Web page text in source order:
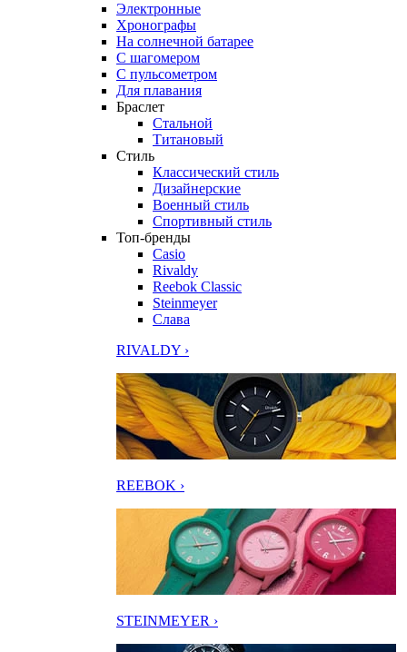
Электронные
Хронографы
На солнечной батарее
С шагомером
С пульсометром
Для плавания
Браслет
Стальной
Титановый
Стиль
Классический стиль
Дизайнерские
Военный стиль
Спортивный стиль
Топ-бренды
Casio
Rivaldy
Reebok Classic
Steinmeyer
Слава
RIVALDY ›
REEBOK ›
STEINMEYER ›